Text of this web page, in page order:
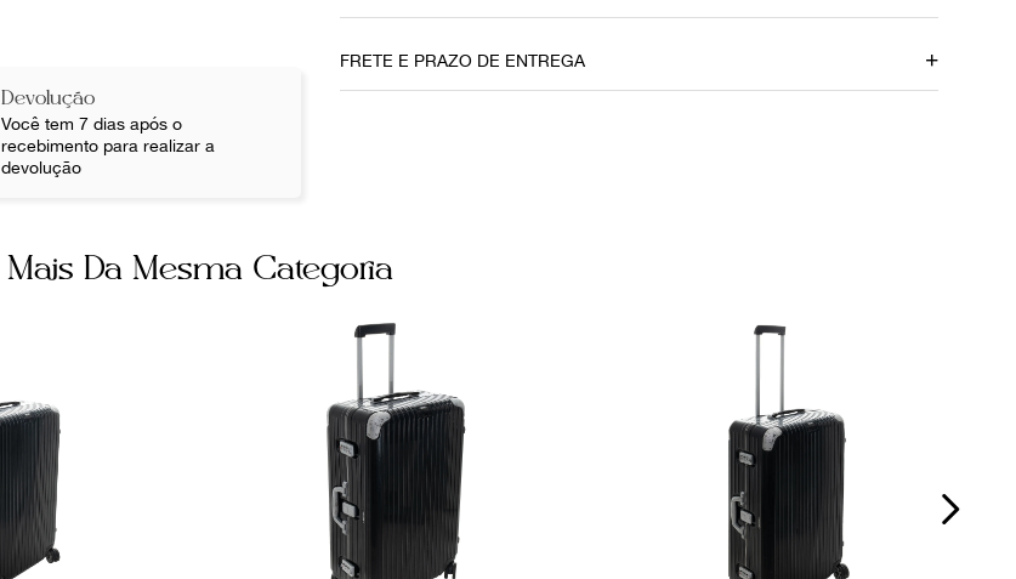
Devolução
Você tem 7 dias após o
recebimento para realizar a
devolução
Couro
Dia a Dia
FRETE E PRAZO DE ENTREGA
Mais Da Mesma Categoria